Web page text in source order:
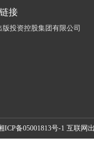
接
版投资控股集团有限公司
ICP备05001813号-1 互联网